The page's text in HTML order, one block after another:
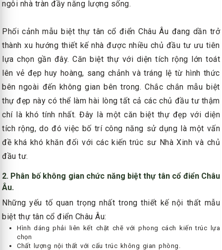
ngôi nhà tràn đầy năng lượng sống.
Phối cảnh mẫu biệt thự tân cổ điển Châu Âu đang dần trở
thành xu hướng thiết kế nhà được nhiều chủ đầu tư ưu tiên
lựa chọn gần đây. Căn biệt thự với diện tích rộng lớn toát
lên vẻ đẹp huy hoàng, sang chảnh và tráng lệ từ hình thức
bên ngoài đến không gian bên trong. Chắc chắn mẫu biệt
thự đẹp này có thể làm hài lòng tất cả các chủ đầu tư thậm
chí là khó tính nhất. Đây là một căn biệt thự đẹp với diện
tích rộng, do đó việc bố trí công năng sử dụng là một vấn
đề khá khó khăn đối với các kiến trúc sư Nhà Xinh và chủ
đầu tư.
2. Phân bố không gian chức năng biệt thự tân cổ điển Châu
Âu.
Những yếu tố quan trọng nhất trong thiết kế nội thất mẫu
biệt thự tân cổ điển Châu Âu:
Hình dáng phải liên kết chặt chẽ với phong cách kiến trúc lựa
chọn
Chất lượng nội thất với cấu trúc không gian phòng.